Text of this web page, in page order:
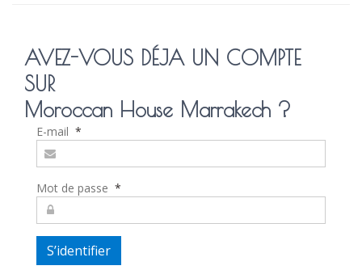
AVEZ-VOUS DÉJA UN COMPTE
SUR
Moroccan House Marrakech ?
E-mail *
Mot de passe *